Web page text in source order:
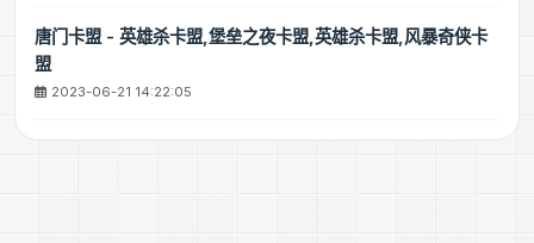
唐门卡盟 - 英雄杀卡盟,堡垒之夜卡盟,英雄杀卡盟,风暴奇侠卡
盟
2023-06-21 14:22:05